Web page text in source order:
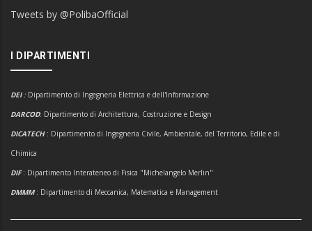
Tweets by @PolibaOfficial
I DIPARTIMENTI
DEI : Dipartimento di Ingegneria Elettrica e dell'Informazione
DARCOD: Dipartimento di Architettura, Costruzione e Design
DICATECH : Dipartimento di Ingegneria Civile, Ambientale, del Territorio, Edile e di
Chimica
DIF: Dipartimento Interateneo di Fisica "Michelangelo Merlin"
DMMM: Dipartimento di Meccanica, Matematica e Management